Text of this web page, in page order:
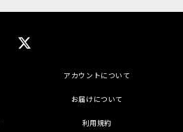
アカウントについて
お届けについて
利用規約